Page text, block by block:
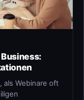
als Webinare oft